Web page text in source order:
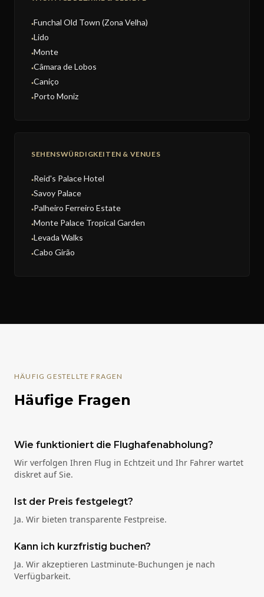
●Funchal Old Town (Zona Velha)
●Lido
●Monte
●Câmara de Lobos
●Caniço
●Porto Moniz
SEHENSWÜRDIGKEITEN & VENUES
●Reid's Palace Hotel
●Savoy Palace
●Palheiro Ferreiro Estate
●Monte Palace Tropical Garden
●Levada Walks
●Cabo Girão
HÄUFIG GESTELLTE FRAGEN
Häufige Fragen
Wie funktioniert die Flughafenabholung?
Wir verfolgen Ihren Flug in Echtzeit und Ihr Fahrer wartet
diskret auf Sie.
Ist der Preis festgelegt?
Ja. Wir bieten transparente Festpreise.
Kann ich kurzfristig buchen?
Ja. Wir akzeptieren Lastminute-Buchungen je nach
Verfügbarkeit.